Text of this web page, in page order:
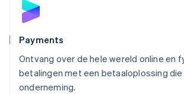
Payments
Ontvang over de hele wereld online en
betalingen met een betaaloplossing
onderneming.
Polen
English
Português
English
Singapore
English简体中文